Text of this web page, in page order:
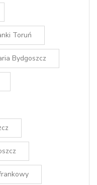
Toruń
Bydgoszcz